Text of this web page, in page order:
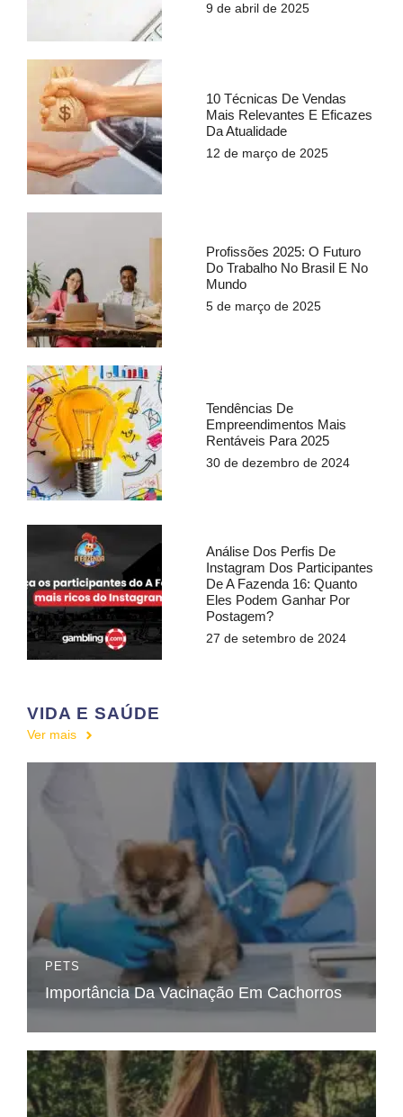
9 de abril de 2025
10 Técnicas De Vendas
Mais Relevantes E Eficazes
Da Atualidade
12 de março de 2025
Profissões 2025: O Futuro
Do Trabalho No Brasil E No
Mundo
5 de março de 2025
Tendências De
Empreendimentos Mais
Rentáveis Para 2025
30 de dezembro de 2024
Análise Dos Perfis De
Instagram Dos Participantes
De A Fazenda 16: Quanto
Eles Podem Ganhar Por
Postagem?
27 de setembro de 2024
VIDA E SAÚDE
Ver mais
PETS
Importância Da Vacinação Em Cachorros